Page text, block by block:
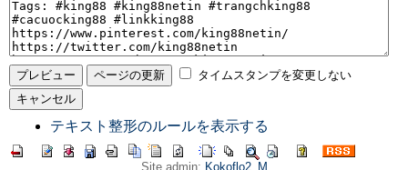
タイムスタンプを変更しない
テキスト整形のルールを表示する
Site admin: Kokoflo2_M